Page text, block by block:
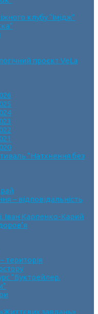
клубу “Імідж”
проєкт VeLa
“Натхнення без
– відповідальність
Іван Карпенко-Карий
територія
“Буктрейлер.
завдань»